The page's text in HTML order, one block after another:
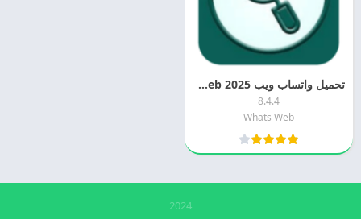
تحميل واتساب ويب 2025 Whats Web اخر تحديث مجانا
8.4.4
Whats Web
2024